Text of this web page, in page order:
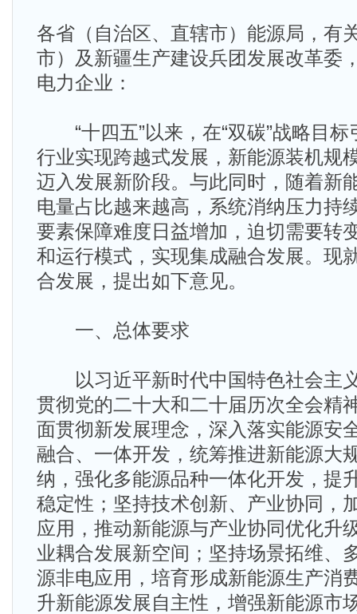
各省（自治区、直辖市）能源局，有
市）及新疆生产建设兵团发展改革委
电力企业：
“十四五”以来，在“双碳”战略目标
行业实现跨越式发展，新能源装机规
迈入发展新阶段。与此同时，随着新
电量占比越来越高，系统消纳压力持
要素保障难度日益增加，迫切需要转
和运行模式，实现集成融合发展。现
合发展，提出如下意见。
一、总体要求
以习近平新时代中国特色社会主
贯彻党的二十大和二十届历次全会精
面贯彻新发展理念，深入落实能源安
融合、一体开发，统筹推进新能源大
纳，强化多能源品种一体化开发，提
稳定性；坚持技术创新、产业协同，
应用，推动新能源与产业协同优化升
业耦合发展新空间；坚持场景拓维、
源非电应用，培育形成新能源生产消
升新能源发展自主性，增强新能源市